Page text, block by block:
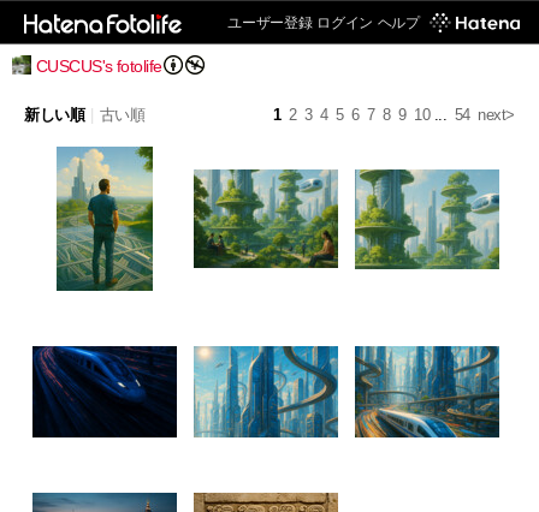
ユーザー登録 ログイン ヘルプ
CUSCUS's fotolife
1 2 3 4 5 6 7 8 9 10... 54 next>
新しい順 古い順